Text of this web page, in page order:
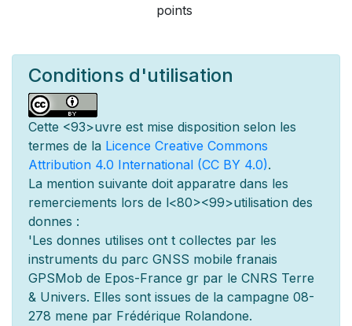
points
Conditions d'utilisation
Cette <93>uvre est mise disposition selon les
termes de la Licence Creative Commons
Attribution 4.0 International (CC BY 4.0).
La mention suivante doit apparatre dans les
remerciements lors de l<80><99>utilisation des
donnes :
'Les donnes utilises ont t collectes par les
instruments du parc GNSS mobile franais
GPSMob de Epos-France gr par le CNRS Terre
& Univers. Elles sont issues de la campagne 08-
278 mene par Frédérique Rolandone.